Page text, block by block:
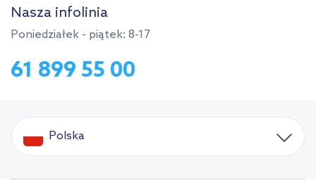
Nasza infolinia
Poniedziałek - piątek: 8-17
61 899 55 00
Polska